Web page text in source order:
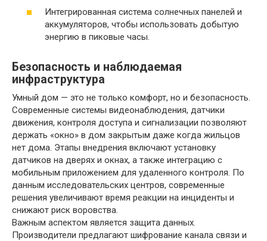
Интегрированная система солнечных панелей и
аккумуляторов, чтобы использовать добытую
энергию в пиковые часы.
Безопасность и наблюдаемая
инфраструктура
Умный дом — это не только комфорт, но и безопасность.
Современные системы видеонаблюдения, датчики
движения, контроля доступа и сигнализации позволяют
держать «окно» в дом закрытым даже когда жильцов
нет дома. Этапы внедрения включают установку
датчиков на дверях и окнах, а также интеграцию с
мобильным приложением для удаленного контроля. По
данным исследовательских центров, современные
решения увеличивают время реакции на инциденты и
снижают риск воровства.
Важным аспектом является защита данных.
Производители предлагают шифрование канала связи и